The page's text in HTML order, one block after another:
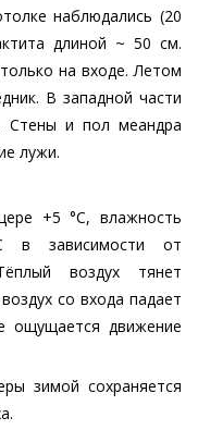
наблюдались (20
длиной ~ 50 см.
на входе. Летом
В западной части
Стены и пол меандра
лужи.
+5 °C, влажность
зависимости от
воздух тянет
со входа падает
ощущается движение
зимой сохраняется